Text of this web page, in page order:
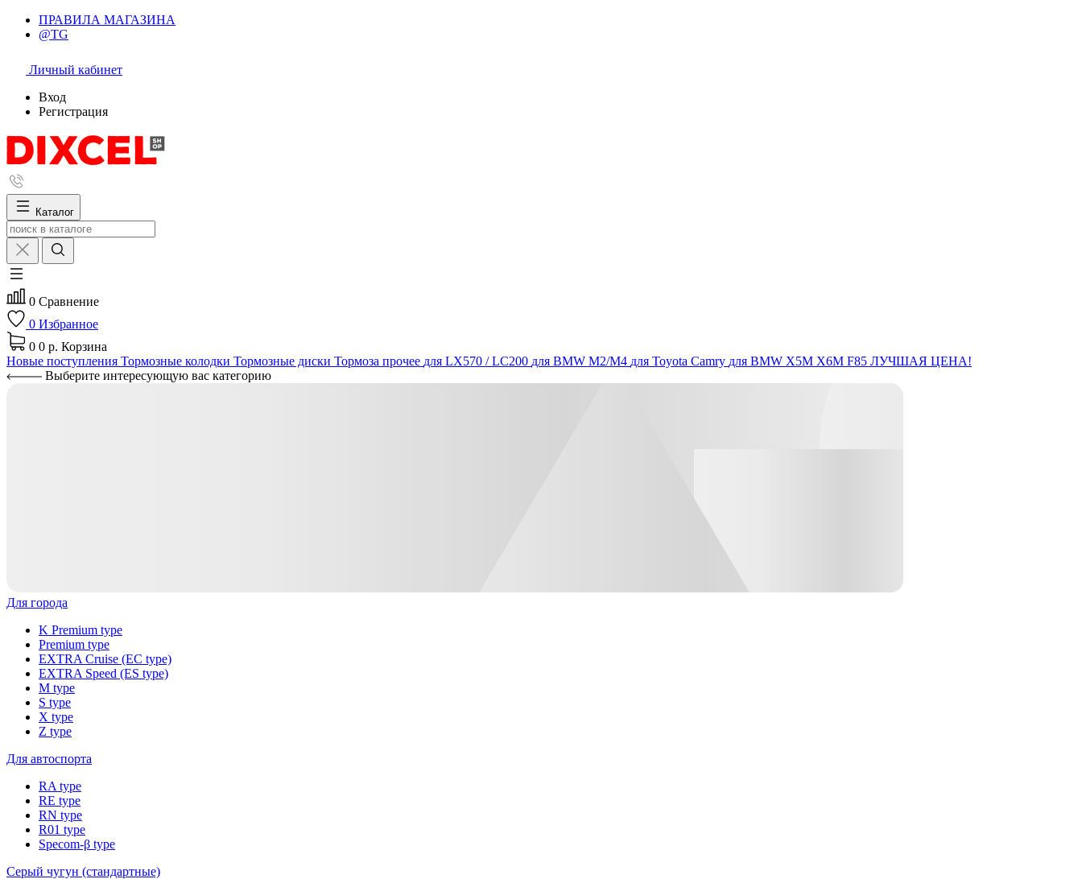
ПРАВИЛА МАГАЗИНА
@TG
Личный кабинет
Вход
Регистрация
Каталог
0 Сравнение
0 Избранное
0 0 р. Корзина
Новые поступления Тормозные колодки Тормозные диски Тормоза прочее для LX570 / LC200 для BMW M2/M4 для Toyota Camry для BMW X5M X6M F85 ЛУЧШАЯ ЦЕНА!
Выберите интересующую вас категорию
Для города
K Premium type
Premium type
EXTRA Cruise (EC type)
EXTRA Speed (ES type)
M type
S type
X type
Z type
Для автоспорта
RA type
RE type
RN type
R01 type
Specom-β type
Серый чугун (стандартные)